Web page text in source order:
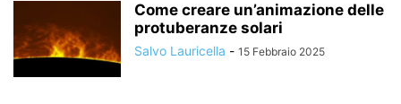
Come creare un’animazione delle
protuberanze solari
Salvo Lauricella - 15 Febbraio 2025